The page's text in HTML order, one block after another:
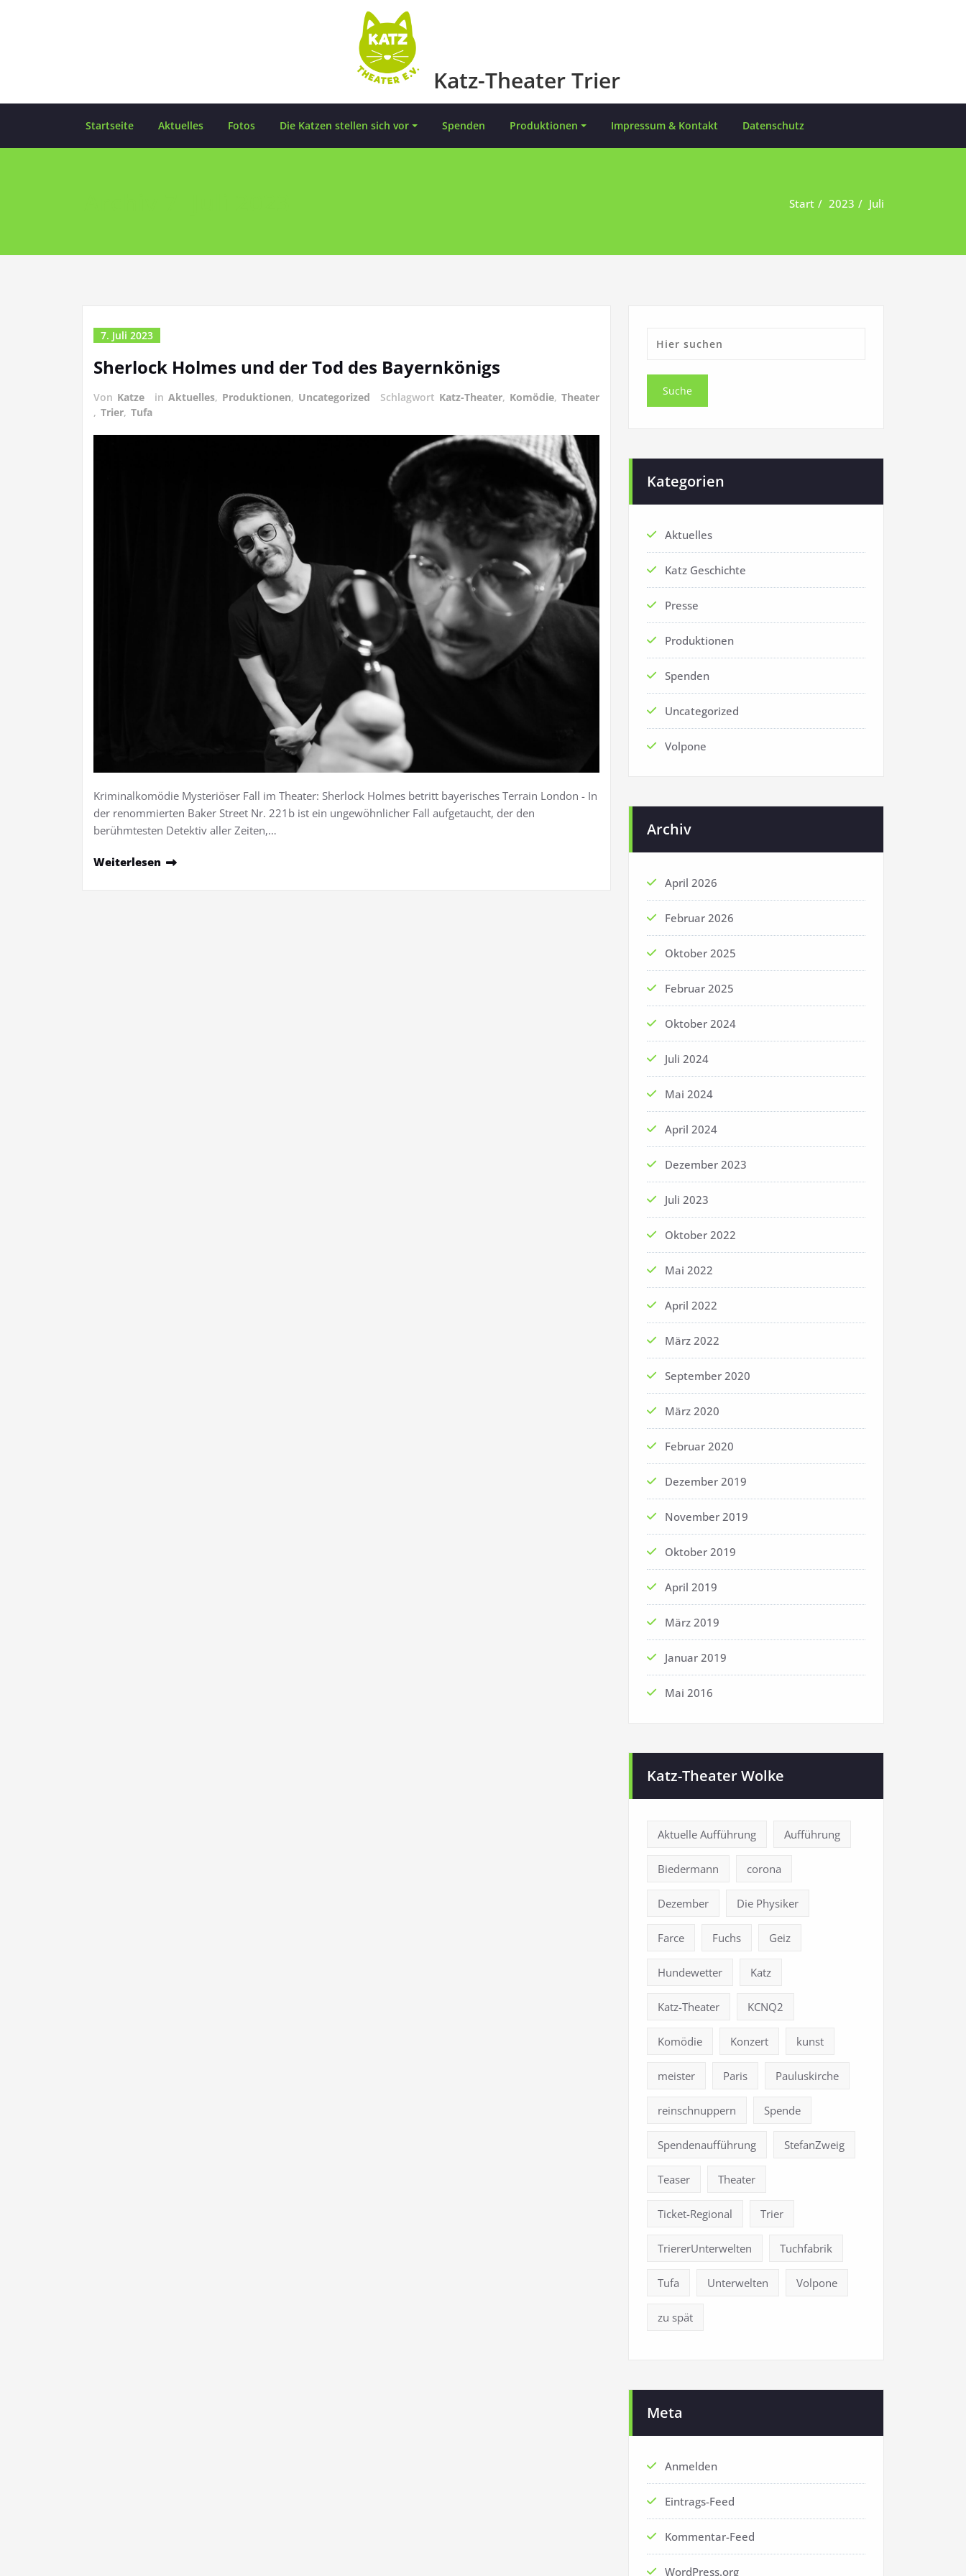
Katz-Theater Trier
Startseite Aktuelles Fotos Die Katzen stellen sich vor Spenden Produktionen Impressum & Kontakt Datenschutz
Start 2023 Juli
7. Juli 2023
Sherlock Holmes und der Tod des Bayernkönigs
Von Katze in Aktuelles, Produktionen, Uncategorized Schlagwort Katz-Theater, Komödie, Theater
, Trier, Tufa
Kriminalkomödie Mysteriöser Fall im Theater: Sherlock Holmes betritt bayerisches Terrain London - In
der renommierten Baker Street Nr. 221b ist ein ungewöhnlicher Fall aufgetaucht, der den
berühmtesten Detektiv aller Zeiten,…
Weiterlesen
Kategorien
Aktuelles
Katz Geschichte
Presse
Produktionen
Spenden
Uncategorized
Volpone
Archiv
April 2026
Februar 2026
Oktober 2025
Februar 2025
Oktober 2024
Juli 2024
Mai 2024
April 2024
Dezember 2023
Juli 2023
Oktober 2022
Mai 2022
April 2022
März 2022
September 2020
März 2020
Februar 2020
Dezember 2019
November 2019
Oktober 2019
April 2019
März 2019
Januar 2019
Mai 2016
Katz-Theater Wolke
Aktuelle Aufführung Aufführung
Biedermann corona
Dezember Die Physiker
Farce Fuchs Geiz
Hundewetter Katz
Katz-Theater KCNQ2
Komödie Konzert kunst
meister Paris Pauluskirche
reinschnuppern Spende
Spendenaufführung StefanZweig
Teaser Theater
Ticket-Regional Trier
TriererUnterwelten Tuchfabrik
Tufa Unterwelten Volpone
zu spät
Meta
Anmelden
Eintrags-Feed
Kommentar-Feed
WordPress.org